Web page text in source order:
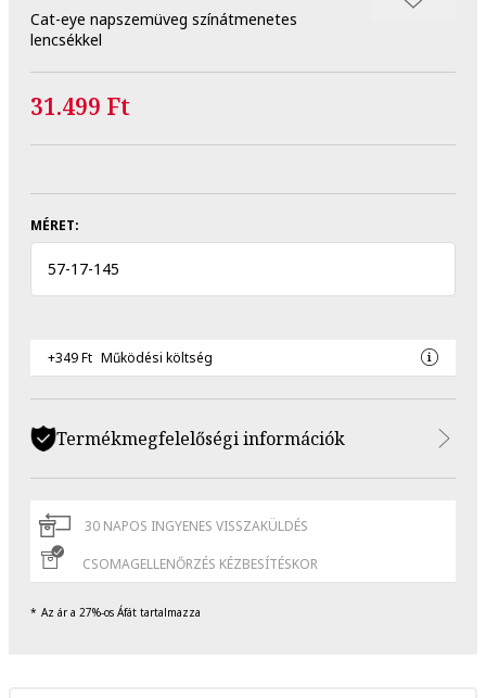
Cat-eye napszemüveg színátmenetes
lencsékkel
31.499 Ft
MÉRET:
57-17-145
+349 Ft Működési költség
Termékmegfelelőségi információk
30 NAPOS INGYENES VISSZAKÜLDÉS
CSOMAGELLENŐRZÉS KÉZBESÍTÉSKOR
Az ár a 27%-os Áfát tartalmazza